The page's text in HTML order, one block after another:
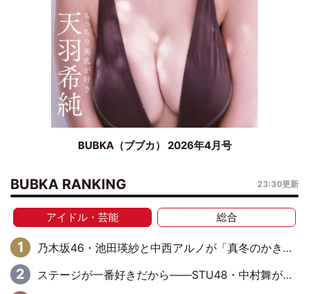
BUBKA（ブブカ） 2026年4月号
BUBKA RANKING 23:30更新
アイドル・芸能 総合
乃木坂46・池田瑛紗と中西アルノが「真冬のかき氷」騒動で火花散らす！ 因縁の裏にあるのは、逆境をともに“凌”ぐ似た者同士の絆
ステージが一番好きだから――STU48・中村舞が描く“これからの私”